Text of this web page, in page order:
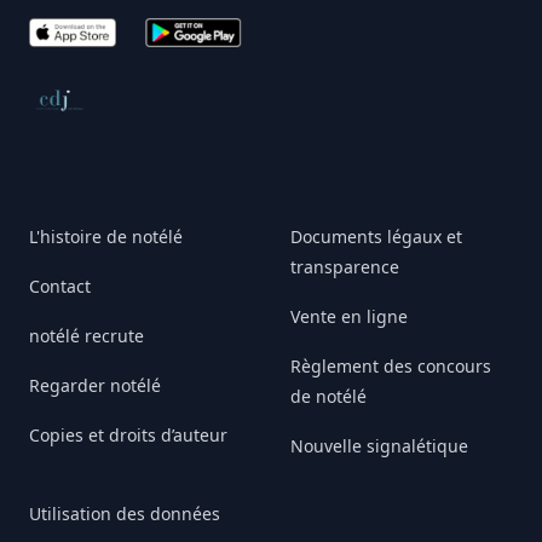
App Store Google Play
Conseil de déontologie journalistique
L'histoire de notélé
Contact
notélé recrute
Regarder notélé
Copies et droits d’auteur
Utilisation des données
Documents légaux et
transparence
Vente en ligne
Règlement des concours
de notélé
Nouvelle signalétique